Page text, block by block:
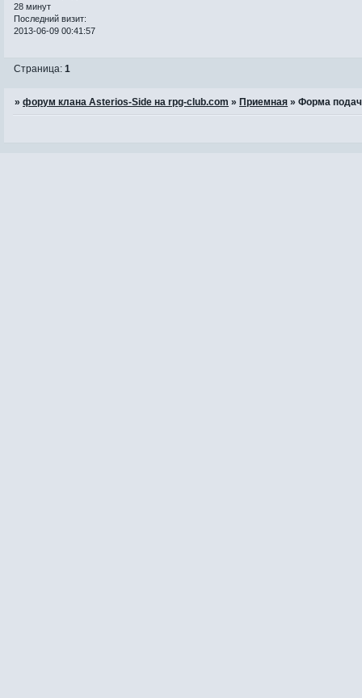
28 минут
Последний визит:
2013-06-09 00:41:57
Страница:1
»форум клана Asterios-Side на rpg-club.com » Приемная »Форма